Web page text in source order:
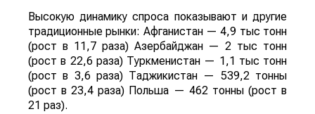
Высокую динамику спроса показывают и другие
традиционные рынки: Афганистан — 4,9 тыс тонн
(рост в 11,7 раза) Азербайджан — 2 тыс тонн
(рост в 22,6 раза) Туркменистан — 1,1 тыс тонн
(рост в 3,6 раза) Таджикистан — 539,2 тонны
(рост в 23,4 раза) Польша — 462 тонны (рост в
21 раз).